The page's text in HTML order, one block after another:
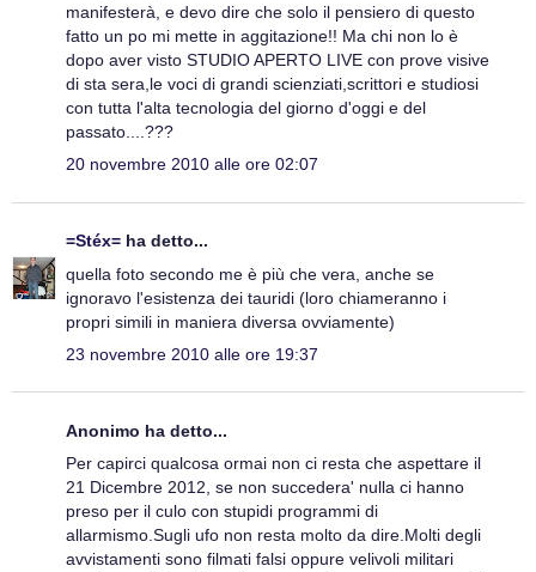
manifesterà, e devo dire che solo il pensiero di questo
fatto un po mi mette in aggitazione!! Ma chi non lo è
dopo aver visto STUDIO APERTO LIVE con prove visive
di sta sera,le voci di grandi scienziati,scrittori e studiosi
con tutta l'alta tecnologia del giorno d'oggi e del
passato....???
20 novembre 2010 alle ore 02:07
=Stéx= ha detto...
quella foto secondo me è più che vera, anche se
ignoravo l'esistenza dei tauridi (loro chiameranno i
propri simili in maniera diversa ovviamente)
23 novembre 2010 alle ore 19:37
Anonimo ha detto...
Per capirci qualcosa ormai non ci resta che aspettare il
21 Dicembre 2012, se non succedera' nulla ci hanno
preso per il culo con stupidi programmi di
allarmismo.Sugli ufo non resta molto da dire.Molti degli
avvistamenti sono filmati falsi oppure velivoli militari